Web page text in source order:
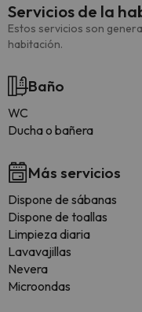
Servicios de la
Estos servicios son
habitación.
Baño
WC
Ducha o bañera
Más servicios
Dispone de sábanas
Dispone de toallas
Limpieza diaria
Lavavajillas
Nevera
Microondas